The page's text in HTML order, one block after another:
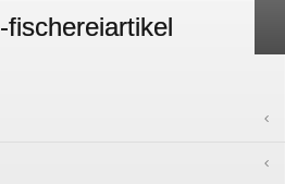
-fischereiartikel